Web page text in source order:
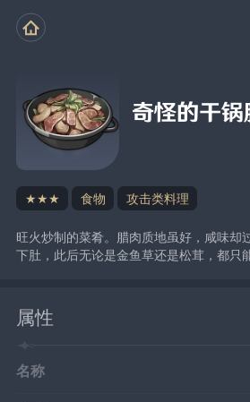
奇怪的干锅
★★★ 食物 攻击类料理
旺火炒制的菜肴。腊肉质地虽好，咸味却
下肚，此后无论是金鱼草还是松茸，都只
属性
名称